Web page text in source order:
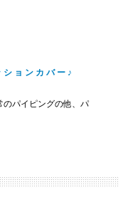
ョンカバー♪
のパイピングの他、パ